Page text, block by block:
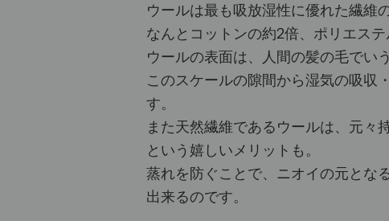
ウールは最も吸放湿性に優れた繊維
なんとコットンの約2倍、ポリエス
ウールの表面は、人間の髪の毛でい
このスケールの隙間から湿気の吸収
す。
また天然繊維であるウールは、元々
という嬉しいメリットも。
蒸れを防ぐことで、ニオイの元とな
出来るのです。